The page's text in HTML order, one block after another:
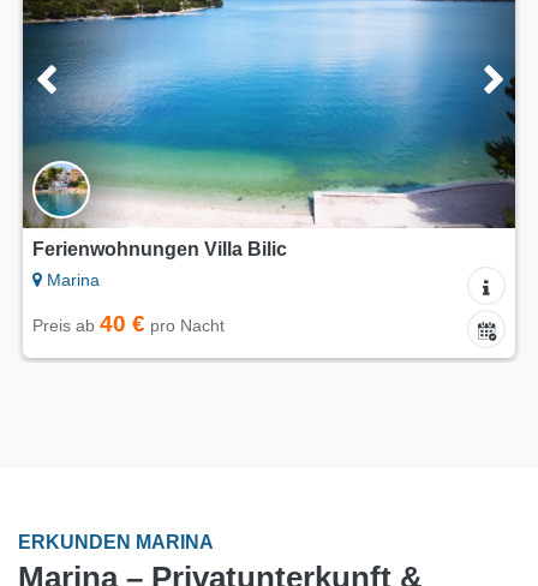
Ferienwohnungen Villa Bilic
Marina
Preis ab 40 € pro Nacht
ERKUNDEN MARINA
Marina – Privatunterkunft &